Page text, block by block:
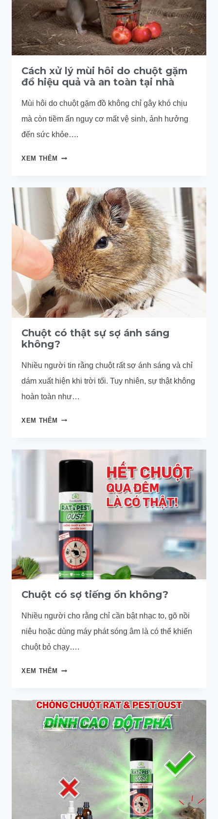
Cách xử lý mùi hôi do chuột gặm
đồ hiệu quả và an toàn tại nhà
Mùi hôi do chuột gặm đồ không chỉ gây khó chịu
mà còn tiềm ẩn nguy cơ mất vệ sinh, ảnh hưởng
đến sức khỏe….
XEM THÊM
CÁCH
MÙI
HÔI
DO
CHUỘT
GẶM
ĐỒ
HIỆU
QUẢ
VÀ
AN
TOÀN
TẠI
NHÀ
Chuột có thật sự sợ ánh sáng
không?
Nhiều người tin rằng chuột rất sợ ánh sáng và chỉ
dám xuất hiện khi trời tối. Tuy nhiên, sự thật không
hoàn toàn như…
XEM THÊM CHUỘT
SÁNG
KHÔNG?
Chuột có sợ tiếng ồn không?
Nhiều người cho rằng chỉ cần bật nhạc to, gõ nồi
niêu hoặc dùng máy phát sóng âm là có thể khiến
chuột bỏ chạy….
XEM THÊM
CHUỘT
TIẾNG
ỒN
KHÔNG?